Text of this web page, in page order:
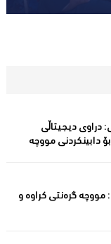
دراوی دیجیتاڵی
دابینكردنی مووچه‌
گرەنتی کراوە و